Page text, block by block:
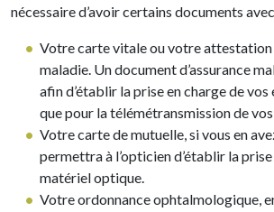
nécessaire d’avoir certains documents
Votre carte vitale ou votre attestation
maladie. Un document d’assurance
afin d’établir la prise en charge de
que pour la télémétransmission de
Votre carte de mutuelle, si vous en
permettra à l’opticien d’établir la
matériel optique.
Votre ordonnance ophtalmologique,